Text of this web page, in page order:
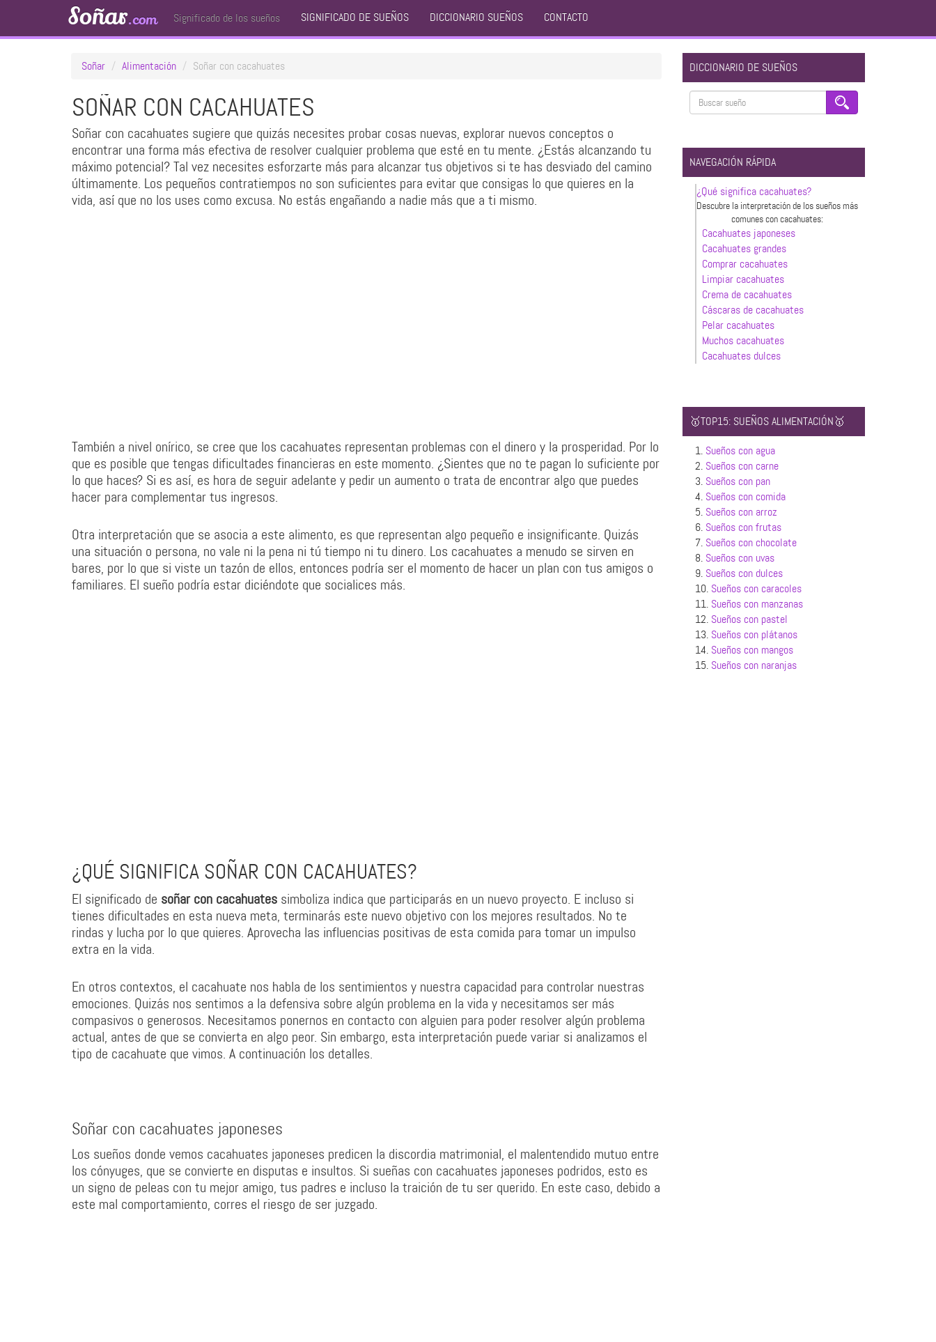
Soñar.com Significado de los sueños SIGNIFICADO DE SUEÑOS DICCIONARIO SUEÑOS CONTACTO
Soñar Alimentación Soñar con cacahuates
SOÑAR CON CACAHUATES
Soñar con cacahuates sugiere que quizás necesites probar cosas nuevas, explorar nuevos conceptos o
encontrar una forma más efectiva de resolver cualquier problema que esté en tu mente. ¿Estás alcanzando tu
máximo potencial? Tal vez necesites esforzarte más para alcanzar tus objetivos si te has desviado del camino
últimamente. Los pequeños contratiempos no son suficientes para evitar que consigas lo que quieres en la
vida, así que no los uses como excusa. No estás engañando a nadie más que a ti mismo.
También a nivel onírico, se cree que los cacahuates representan problemas con el dinero y la prosperidad. Por lo
que es posible que tengas dificultades financieras en este momento. ¿Sientes que no te pagan lo suficiente por
lo que haces? Si es así, es hora de seguir adelante y pedir un aumento o trata de encontrar algo que puedes
hacer para complementar tus ingresos.
Otra interpretación que se asocia a este alimento, es que representan algo pequeño e insignificante. Quizás
una situación o persona, no vale ni la pena ni tú tiempo ni tu dinero. Los cacahuates a menudo se sirven en
bares, por lo que si viste un tazón de ellos, entonces podría ser el momento de hacer un plan con tus amigos o
familiares. El sueño podría estar diciéndote que socialices más.
¿QUÉ SIGNIFICA SOÑAR CON CACAHUATES?
El significado de soñar con cacahuates simboliza indica que participarás en un nuevo proyecto. E incluso si
tienes dificultades en esta nueva meta, terminarás este nuevo objetivo con los mejores resultados. No te
rindas y lucha por lo que quieres. Aprovecha las influencias positivas de esta comida para tomar un impulso
extra en la vida.
En otros contextos, el cacahuate nos habla de los sentimientos y nuestra capacidad para controlar nuestras
emociones. Quizás nos sentimos a la defensiva sobre algún problema en la vida y necesitamos ser más
compasivos o generosos. Necesitamos ponernos en contacto con alguien para poder resolver algún problema
actual, antes de que se convierta en algo peor. Sin embargo, esta interpretación puede variar si analizamos el
tipo de cacahuate que vimos. A continuación los detalles.
Soñar con cacahuates japoneses
Los sueños donde vemos cacahuates japoneses predicen la discordia matrimonial, el malentendido mutuo entre
los cónyuges, que se convierte en disputas e insultos. Si sueñas con cacahuates japoneses podridos, esto es
un signo de peleas con tu mejor amigo, tus padres e incluso la traición de tu ser querido. En este caso, debido a
este mal comportamiento, corres el riesgo de ser juzgado.
DICCIONARIO DE SUEÑOS
NAVEGACIÓN RÁPIDA
¿Qué significa cacahuates?
Descubre la interpretación de los sueños más
comunes con cacahuates:
Cacahuates japoneses
Cacahuates grandes
Comprar cacahuates
Limpiar cacahuates
Crema de cacahuates
Cáscaras de cacahuates
Pelar cacahuates
Muchos cacahuates
Cacahuates dulces
🥇TOP15: SUEÑOS ALIMENTACIÓN🥇
1. Sueños con agua
2. Sueños con carne
3. Sueños con pan
4. Sueños con comida
5. Sueños con arroz
6. Sueños con frutas
7. Sueños con chocolate
8. Sueños con uvas
9. Sueños con dulces
10. Sueños con caracoles
11. Sueños con manzanas
12. Sueños con pastel
13. Sueños con plátanos
14. Sueños con mangos
15. Sueños con naranjas